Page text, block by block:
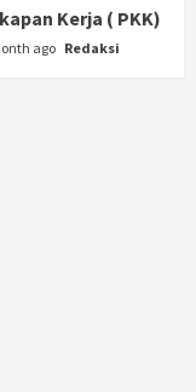
Kerja ( PKK)
ago Redaksi